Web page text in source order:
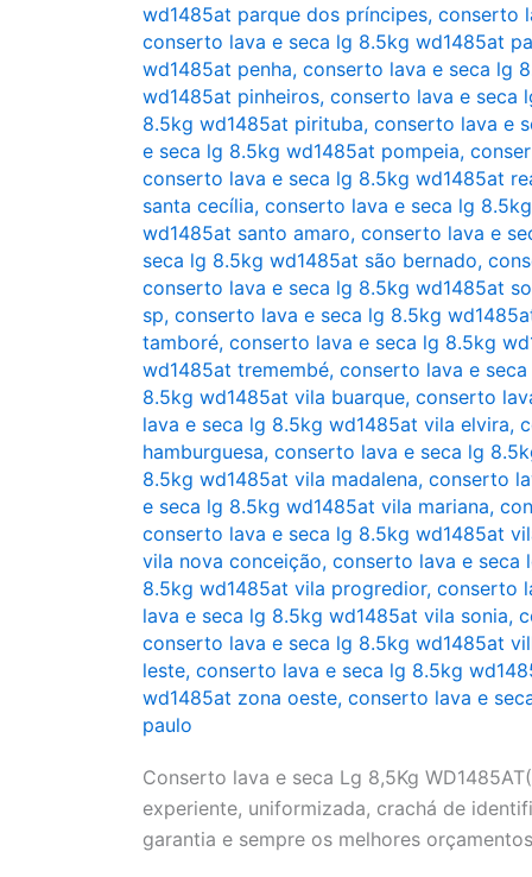
wd1485at parque dos príncipes, conserto
conserto lava e seca lg 8.5kg wd1485at
wd1485at penha, conserto lava e seca lg
wd1485at pinheiros, conserto lava e seca
8.5kg wd1485at pirituba, conserto lava e
e seca lg 8.5kg wd1485at pompeia,
conserto lava e seca lg 8.5kg wd1485at
santa cecília, conserto lava e seca lg
wd1485at santo amaro, conserto lava e
seca lg 8.5kg wd1485at são bernado,
conserto lava e seca lg 8.5kg wd1485at
sp, conserto lava e seca lg 8.5kg
tamboré, conserto lava e seca lg 8.5kg
wd1485at tremembé, conserto lava e
8.5kg wd1485at vila buarque, conserto
lava e seca lg 8.5kg wd1485at vila elvira,
hamburguesa, conserto lava e seca lg
8.5kg wd1485at vila madalena, conserto
e seca lg 8.5kg wd1485at vila mariana,
conserto lava e seca lg 8.5kg wd1485at
vila nova conceição, conserto lava e seca
8.5kg wd1485at vila progredior, conserto
lava e seca lg 8.5kg wd1485at vila sonia,
conserto lava e seca lg 8.5kg wd1485at
leste, conserto lava e seca lg 8.5kg
wd1485at zona oeste, conserto lava e
paulo
Conserto lava e seca Lg 8,5Kg
experiente, uniformizada, crachá de
garantia e sempre os melhores